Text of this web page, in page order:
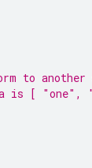
another
is [ "one",